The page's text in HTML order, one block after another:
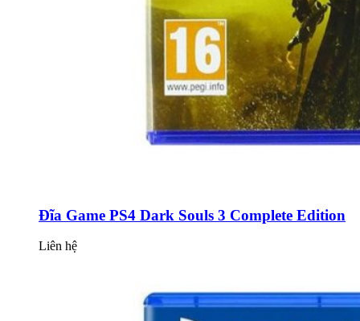
Đĩa Game PS4 Dark Souls 3 Complete Edition
Liên hệ